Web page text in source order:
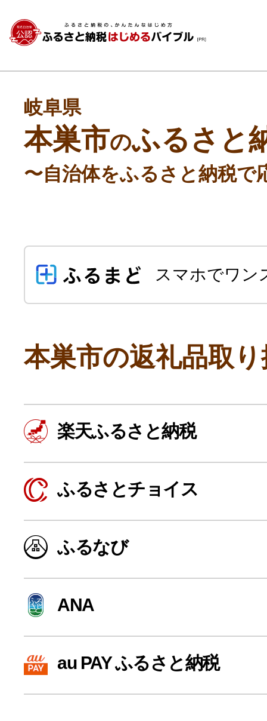
よく見られている返礼品
ふるさと納税徹底比較
寄付上限額シミュレーション
給与所得者版
副業・パラレルワーカー
岐阜県
本巣市のふるさと
〜自治体をふるさと納税で
スマホでワン
本巣市の返礼品取
楽天ふるさと納税
ふるさとチョイス
ふるなび
ANA
au PAY ふるさと納税